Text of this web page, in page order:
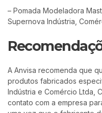
– Pomada Modeladora
Supernova Indústria,
A Anvisa recomenda que
produtos fabricados
Indústria e Comércio Ltda,
contato com a empresa